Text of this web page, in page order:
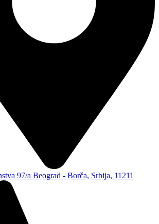
97/a Beograd - Borča, Srbija, 11211